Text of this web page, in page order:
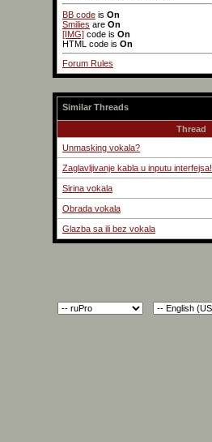
BB code is On
Smilies are On
[IMG] code is On
HTML code is On
Forum Rules
Similar Threads
Thread
Unmasking vokala?
Zaglavljivanje kabla u inputu interfejsa!
Sirina vokala
Obrada vokala
Glazba sa ili bez vokala